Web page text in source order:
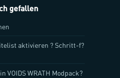
gefallen
aktivieren ? Schritt-f?
VOIDS WRATH Modpack?